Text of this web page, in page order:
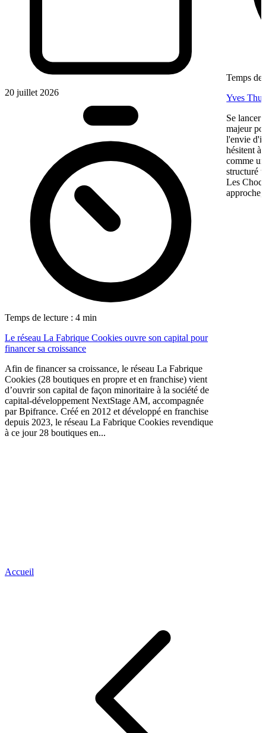
20 juillet 2026
Temps de lecture : 4 min
Le réseau La Fabrique Cookies ouvre son capital pour
financer sa croissance
Afin de financer sa croissance, le réseau La Fabrique
Cookies (28 boutiques en propre et en franchise) vient
d’ouvrir son capital de façon minoritaire à la société de
capital-développement NextStage AM, accompagnée
par Bpifrance. Créé en 2012 et développé en franchise
depuis 2023, le réseau La Fabrique Cookies revendique
à ce jour 28 boutiques en...
Temps de
Yves
Se lancer
majeur
l'envie
hésitent à
comme
structuré
Les
approche,
Accueil